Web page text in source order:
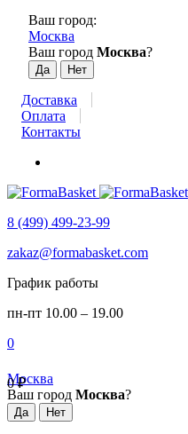
Ваш город:
Москва
Ваш город Москва?
Доставка
Оплата
Контакты
8 (499) 499-23-99
zakaz@formabasket.com
График работы
пн-пт 10.00 – 19.00
0
0₽
Москва
Ваш город Москва?